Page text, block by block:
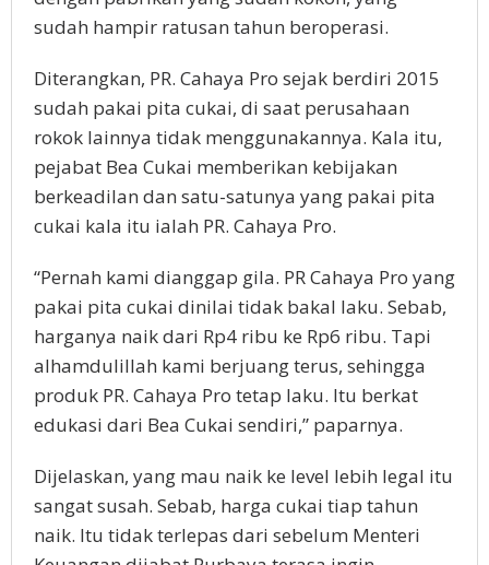
sudah hampir ratusan tahun beroperasi.
Diterangkan, PR. Cahaya Pro sejak berdiri 2015
sudah pakai pita cukai, di saat perusahaan
rokok lainnya tidak menggunakannya. Kala itu,
pejabat Bea Cukai memberikan kebijakan
berkeadilan dan satu-satunya yang pakai pita
cukai kala itu ialah PR. Cahaya Pro.
“Pernah kami dianggap gila. PR Cahaya Pro yang
pakai pita cukai dinilai tidak bakal laku. Sebab,
harganya naik dari Rp4 ribu ke Rp6 ribu. Tapi
alhamdulillah kami berjuang terus, sehingga
produk PR. Cahaya Pro tetap laku. Itu berkat
edukasi dari Bea Cukai sendiri,” paparnya.
Dijelaskan, yang mau naik ke level lebih legal itu
sangat susah. Sebab, harga cukai tiap tahun
naik. Itu tidak terlepas dari sebelum Menteri